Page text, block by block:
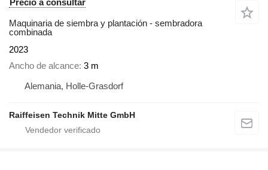
Precio a consultar
Maquinaria de siembra y plantación - sembradora
combinada
2023
Ancho de alcance 3 m
Alemania, Holle-Grasdorf
Raiffeisen Technik Mitte GmbH